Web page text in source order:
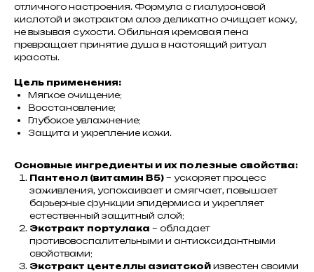
отличного настроения. Формула с гиалуроновой
кислотой и экстрактом алоэ деликатно очищает кожу,
не вызывая сухости. Обильная кремовая пена
превращает принятие душа в настоящий ритуал
красоты.
Цель применения:
Мягкое очищение;
Восстановление;
Глубокое увлажнение;
Защита и укрепление кожи.
Основные ингредиенты и их полезные свойства:
Пантенол (витамин B5) – ускоряет процесс
заживления, успокаивает и смягчает, повышает
барьерные функции эпидермиса и укрепляет
естественный защитный слой;
Экстракт портулака – обладает
противовоспалительными и антиоксидантными
свойствами;
Экстракт центеллы азиатской известен своими